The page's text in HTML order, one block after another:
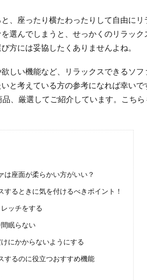
、座ったり横たわったりして自由に
選んでしまうと、せっかくのリラック
方には妥協したくありませんよね。
しい機能など、リラックスできるソフ
と考えている方の参考になれば幸い
、厳選してご紹介しています。こち
は座面が柔らかい方がいい？
するときに気を付けるべきポイント！
ッチをする
眠らない
にかからないようにする
するのに役立つおすすめ機能